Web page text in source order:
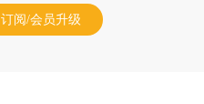
订阅/会员升级